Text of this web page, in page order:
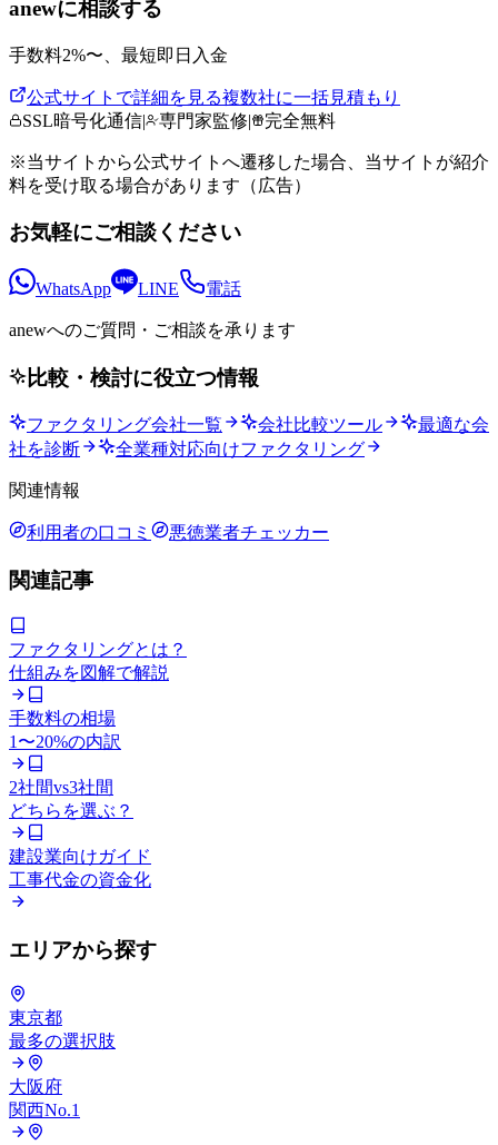
anewに相談する
手数料2%〜、 最短即日 入金
公式サイトで詳細を見る複数社に一括見積もり
SSL暗号化通信| 専門家監修| 完全無料
※当サイトから公式サイトへ遷移した場合、当サイトが紹介
料を受け取る場合があります（広告）
お気軽にご相談ください
WhatsApp LINE 電話
anewへのご質問・ご相談を承ります
比較・検討に役立つ情報
ファクタリング会社一覧 会社比較ツール
最適な会
社を診断
全業種対応向けファクタリング
関連情報
利用者の口コミ 悪徳業者チェッカー
関連記事
ファクタリングとは？
仕組みを図解で解説
手数料の相場
1〜20%の内訳
2社間vs3社間
どちらを選ぶ？
建設業向けガイド
工事代金の資金化
エリアから探す
東京都
最多の選択肢
大阪府
関西No.1